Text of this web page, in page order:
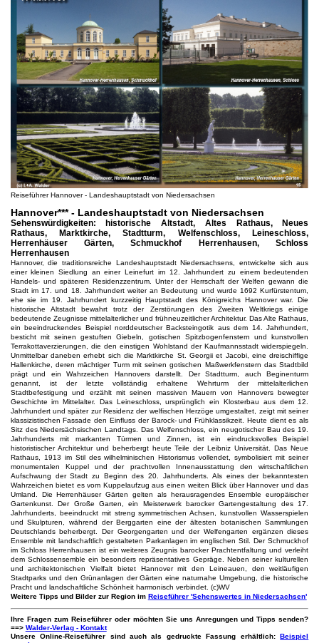
Reiseführer Hannover - Landeshauptstadt von Niedersachsen
Hannover*** - Landeshauptstadt von Niedersachsen
Sehenswürdigkeiten: historische Altstadt, Altes Rathaus, Neues
Rathaus, Marktkirche, Stadtturm, Welfenschloss, Leineschloss,
Herrenhäuser Gärten, Schmuckhof Herrenhausen, Schloss
Herrenhausen
Hannover, die traditionsreiche Landeshauptstadt Niedersachsens, entwickelte sich aus
einer kleinen Siedlung an einer Leinefurt im 12. Jahrhundert zu einem bedeutenden
Handels- und späteren Residenzzentrum. Unter der Herrschaft der Welfen gewann die
Stadt im 17. und 18. Jahrhundert weiter an Bedeutung und wurde 1692 Kurfürstentum,
ehe sie im 19. Jahrhundert kurzzeitig Hauptstadt des Königreichs Hannover war. Die
historische Altstadt bewahrt trotz der Zerstörungen des Zweiten Weltkriegs einige
bedeutende Zeugnisse mittelalterlicher und frühneuzeitlicher Architektur. Das Alte Rathaus,
ein beeindruckendes Beispiel norddeutscher Backsteingotik aus dem 14. Jahrhundert,
besticht mit seinen gestuften Giebeln, gotischen Spitzbogenfenstern und kunstvollen
Terrakottaverzierungen, die den einstigen Wohlstand der Kaufmannsstadt widerspiegeln.
Unmittelbar daneben erhebt sich die Marktkirche St. Georgii et Jacobi, eine dreischiffige
Hallenkirche, deren mächtiger Turm mit seinen gotischen Maßwerkfenstern das Stadtbild
prägt und ein Wahrzeichen Hannovers darstellt. Der Stadtturm, auch Beginenturm
genannt, ist der letzte vollständig erhaltene Wehrturm der mittelalterlichen
Stadtbefestigung und erzählt mit seinen massiven Mauern von Hannovers bewegter
Geschichte im Mittelalter. Das Leineschloss, ursprünglich ein Klosterbau aus dem 12.
Jahrhundert und später zur Residenz der welfischen Herzöge umgestaltet, zeigt mit seiner
klassizistischen Fassade den Einfluss der Barock- und Frühklassikzeit. Heute dient es als
Sitz des Niedersächsischen Landtags. Das Welfenschloss, ein neugotischer Bau des 19.
Jahrhunderts mit markanten Türmen und Zinnen, ist ein eindrucksvolles Beispiel
historistischer Architektur und beherbergt heute Teile der Leibniz Universität. Das Neue
Rathaus, 1913 im Stil des wilhelminischen Historismus vollendet, symbolisiert mit seiner
monumentalen Kuppel und der prachtvollen Innenausstattung den wirtschaftlichen
Aufschwung der Stadt zu Beginn des 20. Jahrhunderts. Als eines der bekanntesten
Wahrzeichen bietet es vom Kuppelaufzug aus einen weiten Blick über Hannover und das
Umland. Die Herrenhäuser Gärten gelten als herausragendes Ensemble europäischer
Gartenkunst. Der Große Garten, ein Meisterwerk barocker Gartengestaltung des 17.
Jahrhunderts, beeindruckt mit streng symmetrischen Achsen, kunstvollen Wasserspielen
und Skulpturen, während der Berggarten eine der ältesten botanischen Sammlungen
Deutschlands beherbergt. Der Georgengarten und der Welfengarten ergänzen dieses
Ensemble mit landschaftlich gestalteten Parkanlagen im englischen Stil. Der Schmuckhof
im Schloss Herrenhausen ist ein weiteres Zeugnis barocker Prachtentfaltung und verleiht
dem Schlossensemble ein besonders repräsentatives Gepräge. Neben seiner kulturellen
und architektonischen Vielfalt bietet Hannover mit den Leineauen, den weitläufigen
Stadtparks und den Grünanlagen der Gärten eine naturnahe Umgebung, die historische
Pracht und landschaftliche Schönheit harmonisch verbindet. (c)WV
Weitere Tipps und Bilder zur Region im Reiseführer 'Sehenswertes in Niedersachsen'
Ihre Fragen zum Reiseführer oder möchten Sie uns Anregungen und Tipps senden?
==> Walder-Verlag - Kontakt
Unsere Online-Reiseführer sind auch als gedruckte Fassung erhältlich:Beispiel